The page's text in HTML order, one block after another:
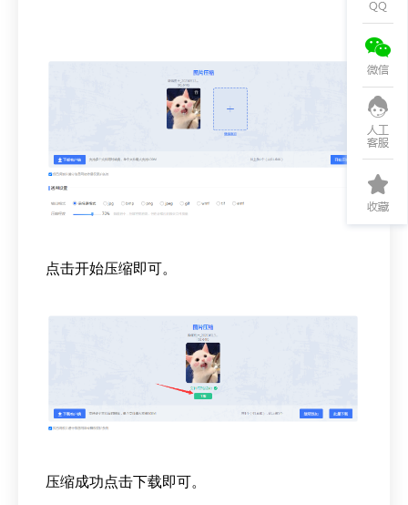
点击开始压缩即可。
压缩成功点击下载即可。